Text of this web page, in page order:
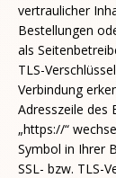
vertraulicher
Bestellungen
als
TLS-
Verbindung
Adresszeile des
„https://“
Symbol in Ihrer
SSL- bzw. TLS-